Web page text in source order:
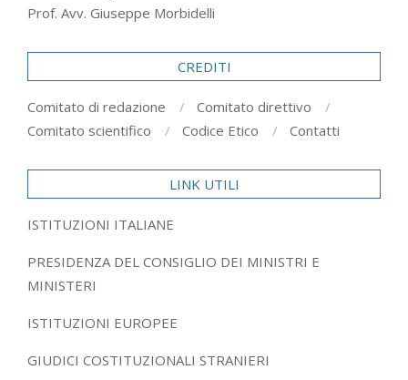
Prof. Avv. Giuseppe Morbidelli
CREDITI
Comitato di redazione
Comitato direttivo
Comitato scientifico
Codice Etico Contatti
LINK UTILI
ISTITUZIONI ITALIANE
PRESIDENZA DEL CONSIGLIO DEI MINISTRI E
MINISTERI
ISTITUZIONI EUROPEE
GIUDICI COSTITUZIONALI STRANIERI